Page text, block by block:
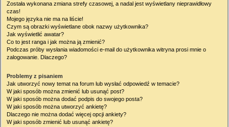
Została wykonana zmiana strefy czasowej, a nadal jest wyświetlany nieprawidłowy
czas!
Mojego języka nie ma na liście!
Czym są obrazki wyświetlane obok nazwy użytkownika?
Jak wyświetlić awatar?
Co to jest ranga i jak można ją zmienić?
Podczas próby wysłania wiadomości e-mail do użytkownika witryna prosi mnie o
zalogowanie. Dlaczego?
Problemy z pisaniem
Jak utworzyć nowy temat na forum lub wysłać odpowiedź w temacie?
W jaki sposób można zmienić lub usunąć post?
W jaki sposób można dodać podpis do swojego posta?
W jaki sposób można utworzyć ankietę?
Dlaczego nie można dodać więcej opcji ankiety?
W jaki sposób zmienić lub usunąć ankietę?